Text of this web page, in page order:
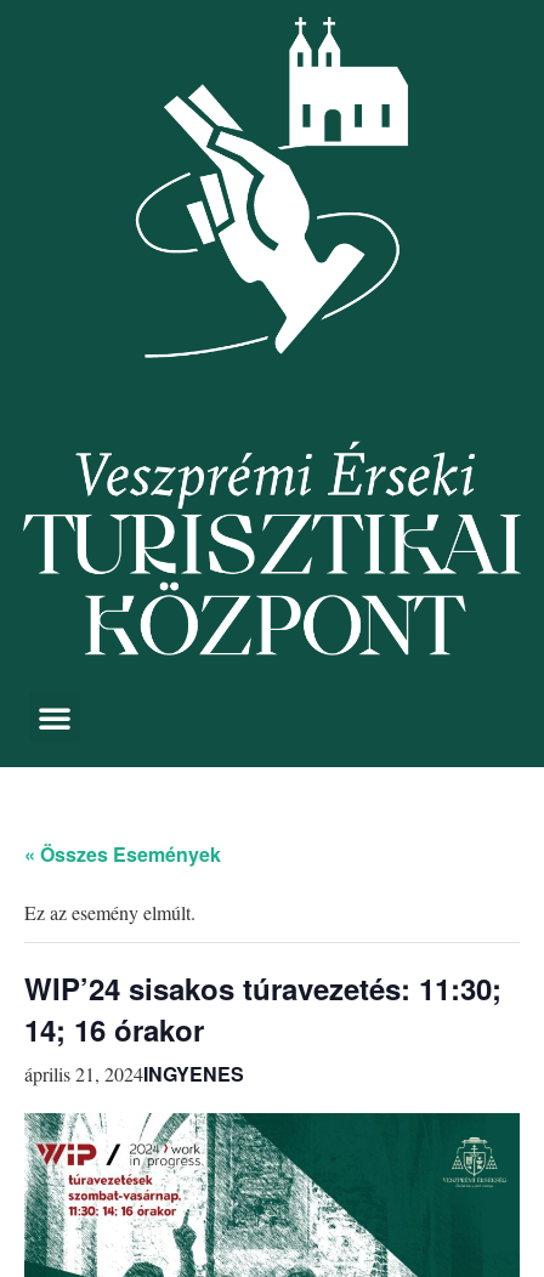
« Összes Események
Ez az esemény elmúlt.
WIP’24 sisakos túravezetés: 11:30;
14; 16 órakor
április 21, 2024INGYENES